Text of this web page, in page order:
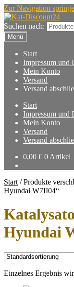
Zur Navigation
Suchen nach:
Menü
Start
Impressum und
Mein Konto
Versand
Versand
Start
Impressum und
Mein Konto
Versand
Versand
0,00 € 0 Artikel
Start /Produkte
Hyundai W7II04“
Hyundai
Einzelnes Ergebnis